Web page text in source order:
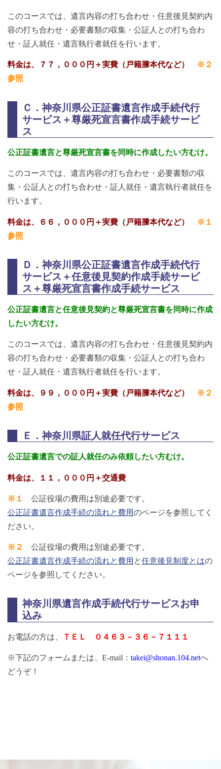
このコースでは、遺言内容の打ち合わせ・任意後見契約内
容の打ち合わせ・必要書類の収集・公証人との打ち合わ
せ・証人就任・遺言執行者就任を行います。
料金は、７７，０００円＋実費（戸籍謄本代など）
※２
参照
Ｃ．神奈川県公正証書遺言作成手続代行
サービス＋尊厳死宣言書作成手続サービ
ス
公正証書遺言と尊厳死宣言書を同時に作成したい方むけ。
このコースでは、遺言内容の打ち合わせ・必要書類の収
集・公証人との打ち合わせ・証人就任・遺言執行者就任を
行います。
料金は、６６，０００円＋実費（戸籍謄本代など）
※１
参照
Ｄ．神奈川県公正証書遺言作成手続代行
サービス＋任意後見契約作成手続サービ
ス ＋尊厳死宣言書作成手続サービス
公正証書遺言と任意後見契約と尊厳死宣言書を同時に作成
したい方むけ。
このコースでは、遺言内容の打ち合わせ・任意後見契約内
容の打ち合わせ・必要書類の収集・公証人との打ち合わ
せ・証人就任・遺言執行者就任を行います。
料金は、９９，０００円＋実費（戸籍謄本代など）
※２
参照
Ｅ．神奈川県証人就任代行サービス
公正証書遺言での証人就任のみ依頼したい方むけ。
料金は、１１，０００円＋交通費
※１
公証役場の費用は別途必要です。
公正証書遺言作成手続の流れと費用のページを参照してく
ださい。
※２
公証役場の費用は別途必要です。
公正証書遺言作成手続の流れと費用 と任意後見制度とはの
ページを参照してください。
神奈川県遺言作成手続代行サービスお申
込み
お電話の方は、 ＴＥＬ ０４６３－３６－７１１１
※下記のフォームまたは、 E-mail： takei@shonan.104.netへ
どうぞ！